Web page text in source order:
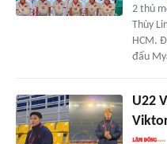
2 thủ
Thùy
HCM.
đấu
U22